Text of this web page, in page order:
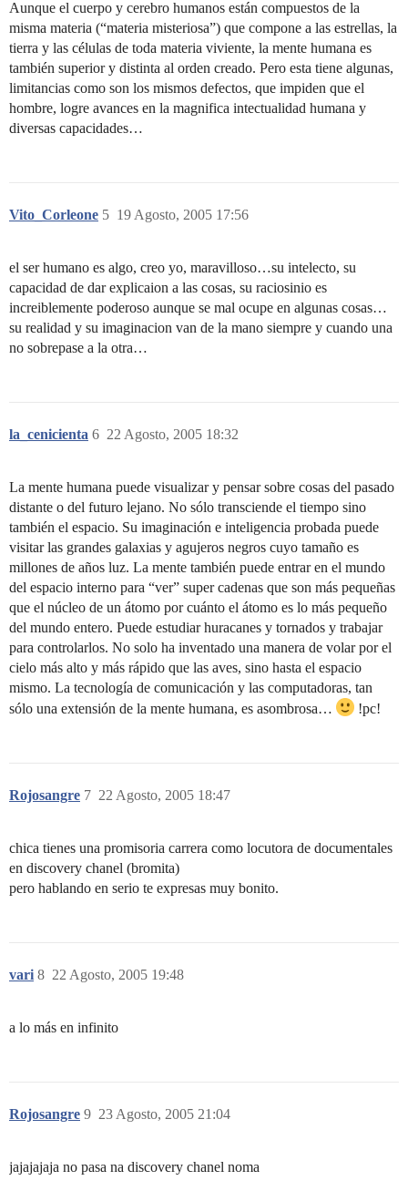
Aunque el cuerpo y cerebro humanos están compuestos de la
misma materia (“materia misteriosa”) que compone a las estrellas, la
tierra y las células de toda materia viviente, la mente humana es
también superior y distinta al orden creado. Pero esta tiene algunas,
limitancias como son los mismos defectos, que impiden que el
hombre, logre avances en la magnifica intectualidad humana y
diversas capacidades…
Vito_Corleone 19 Agosto, 2005 17:56
5
el ser humano es algo, creo yo, maravilloso…su intelecto, su
capacidad de dar explicaion a las cosas, su raciosinio es
increiblemente poderoso aunque se mal ocupe en algunas cosas…
su realidad y su imaginacion van de la mano siempre y cuando una
no sobrepase a la otra…
la_cenicienta 22 Agosto, 2005 18:32
6
La mente humana puede visualizar y pensar sobre cosas del pasado
distante o del futuro lejano. No sólo transciende el tiempo sino
también el espacio. Su imaginación e inteligencia probada puede
visitar las grandes galaxias y agujeros negros cuyo tamaño es
millones de años luz. La mente también puede entrar en el mundo
del espacio interno para “ver” super cadenas que son más pequeñas
que el núcleo de un átomo por cuánto el átomo es lo más pequeño
del mundo entero. Puede estudiar huracanes y tornados y trabajar
para controlarlos. No solo ha inventado una manera de volar por el
cielo más alto y más rápido que las aves, sino hasta el espacio
mismo. La tecnología de comunicación y las computadoras, tan
sólo una extensión de la mente humana, es asombrosa…
!pc!
Rojosangre 22 Agosto, 2005 18:47
7
chica tienes una promisoria carrera como locutora de documentales
en discovery chanel (bromita)
pero hablando en serio te expresas muy bonito.
vari 22 Agosto, 2005 19:48
8
a lo más en infinito
Rojosangre 23 Agosto, 2005 21:04
9
jajajajaja no pasa na discovery chanel noma